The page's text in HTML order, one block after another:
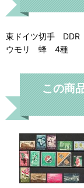
東ドイツ切手
ウモリ 蜂 4種
この商